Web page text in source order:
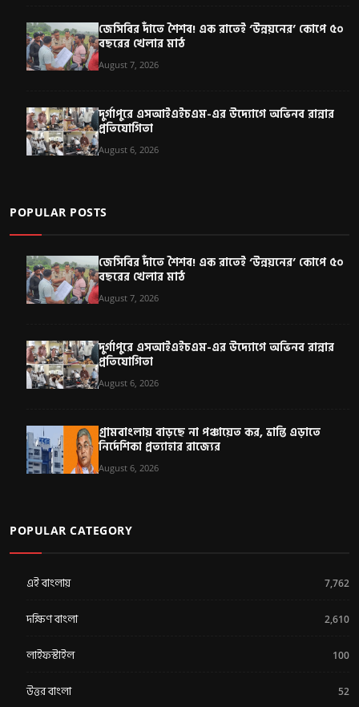
জেসিবির দাঁতে শৈশব! এক রাতেই ‘উন্নয়নের’ কোপে ৫০
বছরের খেলার মাঠ
August 7, 2026
দুর্গাপুরে এসআইএইচএম-এর উদ্যোগে অভিনব রান্নার
প্রতিযোগিতা
August 6, 2026
POPULAR POSTS
জেসিবির দাঁতে শৈশব! এক রাতেই ‘উন্নয়নের’ কোপে ৫০
বছরের খেলার মাঠ
August 7, 2026
দুর্গাপুরে এসআইএইচএম-এর উদ্যোগে অভিনব রান্নার
প্রতিযোগিতা
August 6, 2026
গ্রামবাংলায় বাড়ছে না পঞ্চায়েত কর, ভ্রান্তি এড়াতে
নির্দেশিকা প্রত্যাহার রাজ্যের
August 6, 2026
POPULAR CATEGORY
এই বাংলায় 7,762
দক্ষিণ বাংলা 2,610
লাইফস্টাইল 100
উত্তর বাংলা 52